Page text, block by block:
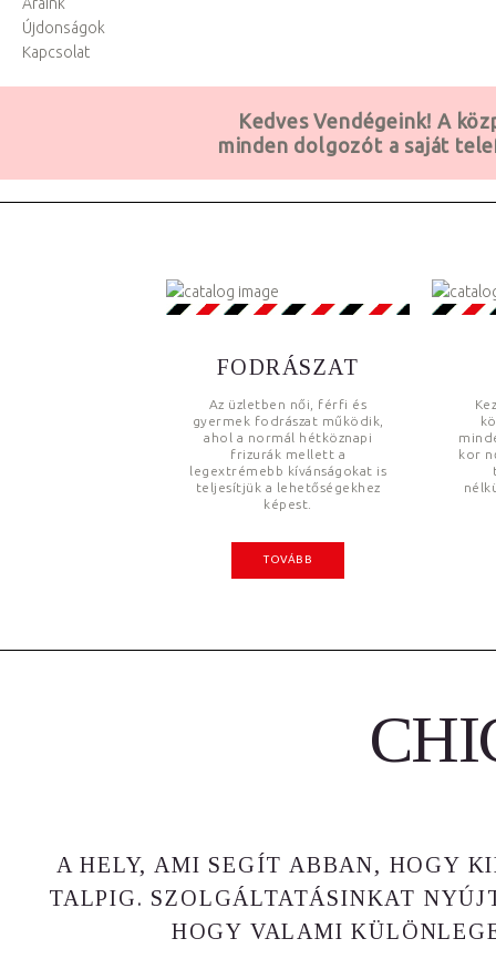
Újdonságok
Kapcsolat
Kedves Vendégeink! A
minden dolgozót a saját
FODRÁSZAT
Az üzletben női, férfi és
gyermek fodrászat működik,
ahol a normál hétköznapi
frizurák mellett a
legextrémebb kívánságokat is
teljesítjük a lehetőségekhez
képest.
TOVÁBB
kor
A HELY, AMI SEGÍT ABBAN, HOGY
TALPIG. SZOLGÁLTATÁSINKAT
HOGY VALAMI